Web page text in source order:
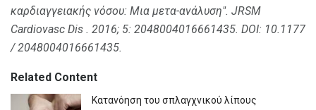
καρδιαγγειακής νόσου: Μια μετα-ανάλυση". JRSM
Cardiovasc Dis . 2016; 5: 2048004016661435. DOI: 10.1177
/ 2048004016661435.
Related Content
Κατανόηση του σπλαγχνικού λίπους